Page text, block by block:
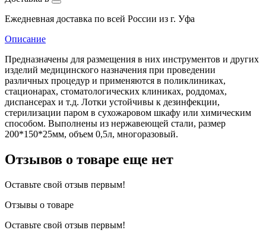
Ежедневная доставка по всей России из г. Уфа
Описание
Предназначены для размещения в них инструментов и других
изделий медицинского назначения при проведении
различных процедур и применяются в поликлиниках,
стационарах, стоматологических клиниках, роддомах,
диспансерах и т.д. Лотки устойчивы к дезинфекции,
стерилизации паром в сухожаровом шкафу или химическим
способом. Выполнены из нержавеющей стали, размер
200*150*25мм, объем 0,5л, многоразовый.
Отзывов о товаре еще нет
Оставьте свой отзыв первым!
Отзывы о товаре
Оставьте свой отзыв первым!